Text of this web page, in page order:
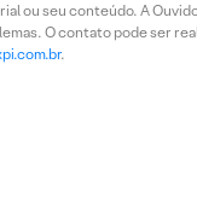
ou seu conteúdo. A
O contato pode ser
.